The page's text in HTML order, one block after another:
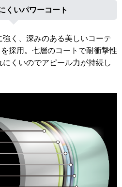
くいパワーコート
く、深みのある美しいコーテ
採用。七層のコートで耐衝撃性
くいのでアピール力が持続し